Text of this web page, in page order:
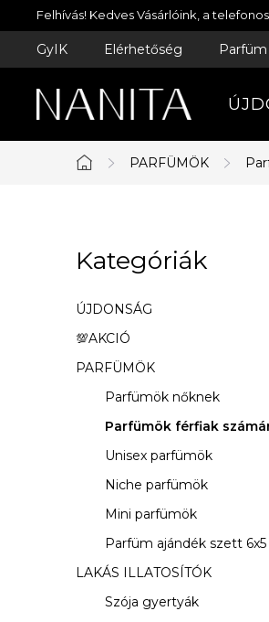
Ugrás
a
Felhívás! Kedves Vásárlóink, a
GyIK Elérhetőség
Kezdőlap
PARFÜMÖK
l
d
a
l
n
Kategóriák
átugrása
Kategóriák
ÚJDONSÁG
💯AKCIÓ
PARFÜMÖK
Parfümök nőknek
Parfümök férfiak
Unisex parfümök
Niche parfümök
Mini parfümök
Parfüm ajándék szett
LAKÁS ILLATOSÍTÓK
Szója gyertyák